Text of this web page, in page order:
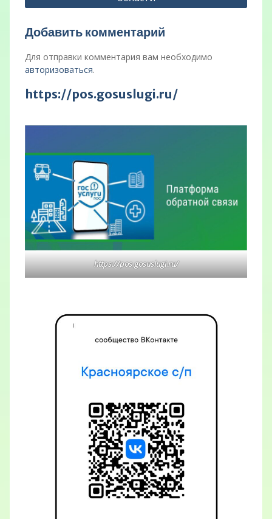
Добавить комментарий
Для отправки комментария вам необходимо
авторизоваться.
https://pos.gosuslugi.ru/
https://pos.gosuslugi.ru/